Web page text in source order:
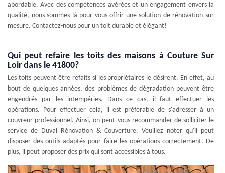
abordable. Avec des compétences avérées et un engagement envers la
qualité, nous sommes là pour vous offrir une solution de rénovation sur
mesure. Contactez-nous pour un toit durable et élégant!
Qui peut refaire les toits des maisons à Couture Sur
Loir dans le 41800?
Les toits peuvent être refaits si les propriétaires le désirent. En effet, au
bout de quelques années, des problèmes de dégradation peuvent être
engendrés par les intempéries. Dans ce cas, il faut effectuer les
opérations. Pour effectuer cela, il est préférable de s'adresser à un
couvreur professionnel. Ainsi, on peut vous recommander de solliciter le
service de Duval Rénovation & Couverture. Veuillez noter qu'il peut
disposer des outils adaptés pour faire les opérations correctement. De
plus, il peut proposer des prix qui sont accessibles à tous.